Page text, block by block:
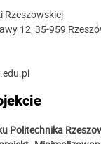
Rzeszowskiej
12, 35-959
Politechnika